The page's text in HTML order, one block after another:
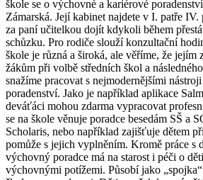
škole se o výchovné a kariérové
Zámarská. Její kabinet najdete v I. patře
za paní učitelkou dojít kdykoli během
schůzku. Pro rodiče slouží konzultační
škole je různá a široká, ale věříme, že jejím
žákům při volbě středních škol a
snažíme pracovat s nejmodernějšími
poradenství. Jako je například aplikace
deváťáci mohou zdarma vypracovat
se na škole věnuje poradce besedám SŠ a
Scholaris, nebo například zajišťuje dětem
pomůže s jejich vyplněním. Kromě práce s
výchovný poradce má na starost i péči o
výchovnými potížemi. Působí jako